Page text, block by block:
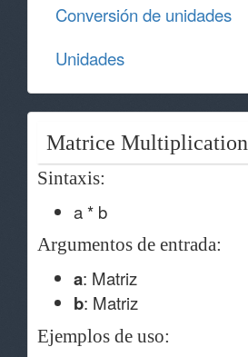
Conversión de unidades
Unidades
Matrice Multiplication
Sintaxis:
a * b
Argumentos de entrada:
a: Matriz
b: Matriz
Ejemplos de uso: